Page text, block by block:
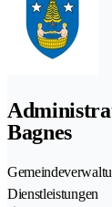
Bagnes
Dienstleistungen